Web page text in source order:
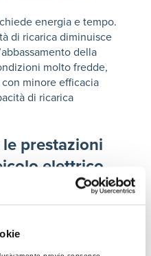
energia e tempo.
di ricarica diminuisce
della
molto fredde,
minore efficacia
di ricarica
prestazioni
elettrico
il